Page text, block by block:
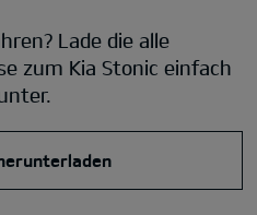
Lade die alle
zum Kia Stonic einfach